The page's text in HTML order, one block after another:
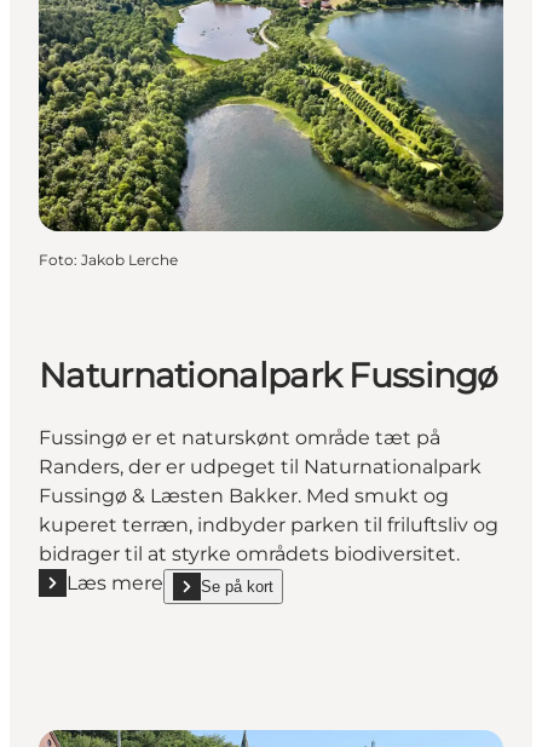
Foto: Jakob Lerche
Naturnationalpark Fussingø
Fussingø er et naturskønt område tæt på
Randers, der er udpeget til Naturnationalpark
Fussingø & Læsten Bakker. Med smukt og
kuperet terræn, indbyder parken til friluftsliv og
bidrager til at styrke områdets biodiversitet.
Læs mere
Læs mere "Naturnationalpark Fussingø"
Se på kort
show Naturnationalpark Fussingø on_map